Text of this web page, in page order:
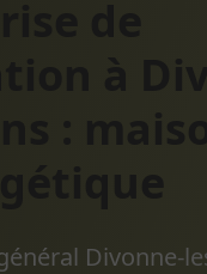
:
Divonne-